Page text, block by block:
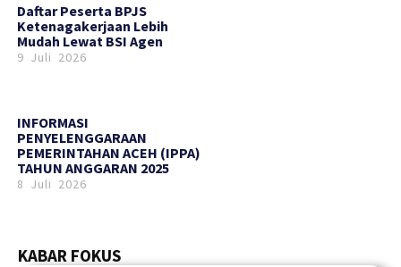
Daftar Peserta BPJS
Ketenagakerjaan Lebih
Mudah Lewat BSI Agen
9 Juli 2026
INFORMASI
PENYELENGGARAAN
PEMERINTAHAN ACEH (IPPA)
TAHUN ANGGARAN 2025
8 Juli 2026
KABAR FOKUS